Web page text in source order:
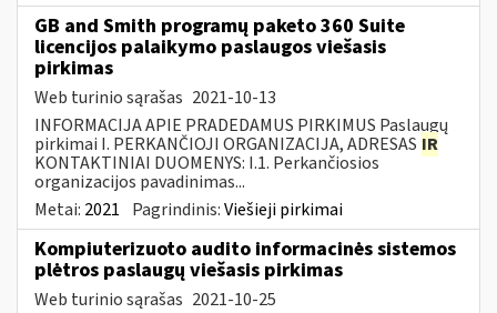
GB and Smith programų paketo 360 Suite
licencijos palaikymo paslaugos viešasis
pirkimas
Web turinio sąrašas 2021-10-13
INFORMACIJA APIE PRADEDAMUS PIRKIMUS Paslaugų
pirkimai I. PERKANČIOJI ORGANIZACIJA, ADRESAS IR
KONTAKTINIAI DUOMENYS: I.1. Perkančiosios
organizacijos pavadinimas...
Metai: 2021 Pagrindinis:Viešieji pirkimai
Kompiuterizuoto audito informacinės sistemos
plėtros paslaugų viešasis pirkimas
Web turinio sąrašas 2021-10-25